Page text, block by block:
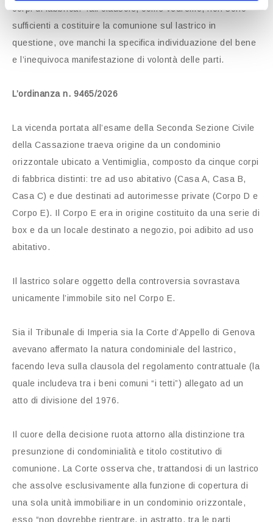
corpi di fabbrica. Tali clausole, come vedremo, non sono
sufficienti a costituire la comunione sul lastrico in
questione, ove manchi la specifica individuazione del bene
e l’inequivoca manifestazione di volontà delle parti.
L’ordinanza n. 9465/2026
La vicenda portata all’esame della Seconda Sezione Civile
della Cassazione traeva origine da un condominio
orizzontale ubicato a Ventimiglia, composto da cinque corpi
di fabbrica distinti: tre ad uso abitativo (Casa A, Casa B,
Casa C) e due destinati ad autorimesse private (Corpo D e
Corpo E). Il Corpo E era in origine costituito da una serie di
box e da un locale destinato a negozio, poi adibito ad uso
abitativo.
Il lastrico solare oggetto della controversia sovrastava
unicamente l’immobile sito nel Corpo E.
Sia il Tribunale di Imperia sia la Corte d’Appello di Genova
avevano affermato la natura condominiale del lastrico,
facendo leva sulla clausola del regolamento contrattuale (la
quale includeva tra i beni comuni “i tetti”) allegato ad un
atto di divisione del 1976.
Il cuore della decisione ruota attorno alla distinzione tra
presunzione di condominialità e titolo costitutivo di
comunione. La Corte osserva che, trattandosi di un lastrico
che assolve esclusivamente alla funzione di copertura di
una sola unità immobiliare in un condominio orizzontale,
esso “non dovrebbe rientrare, in astratto, tra le parti